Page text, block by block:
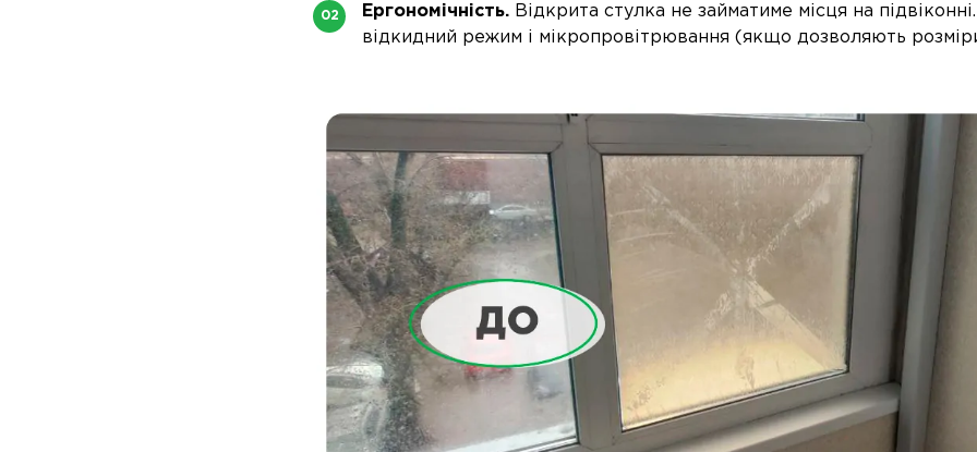
Ергономічність. Відкрита стулка не займатиме місця на
відкидний режим і мікропровітрювання (якщо дозволяють